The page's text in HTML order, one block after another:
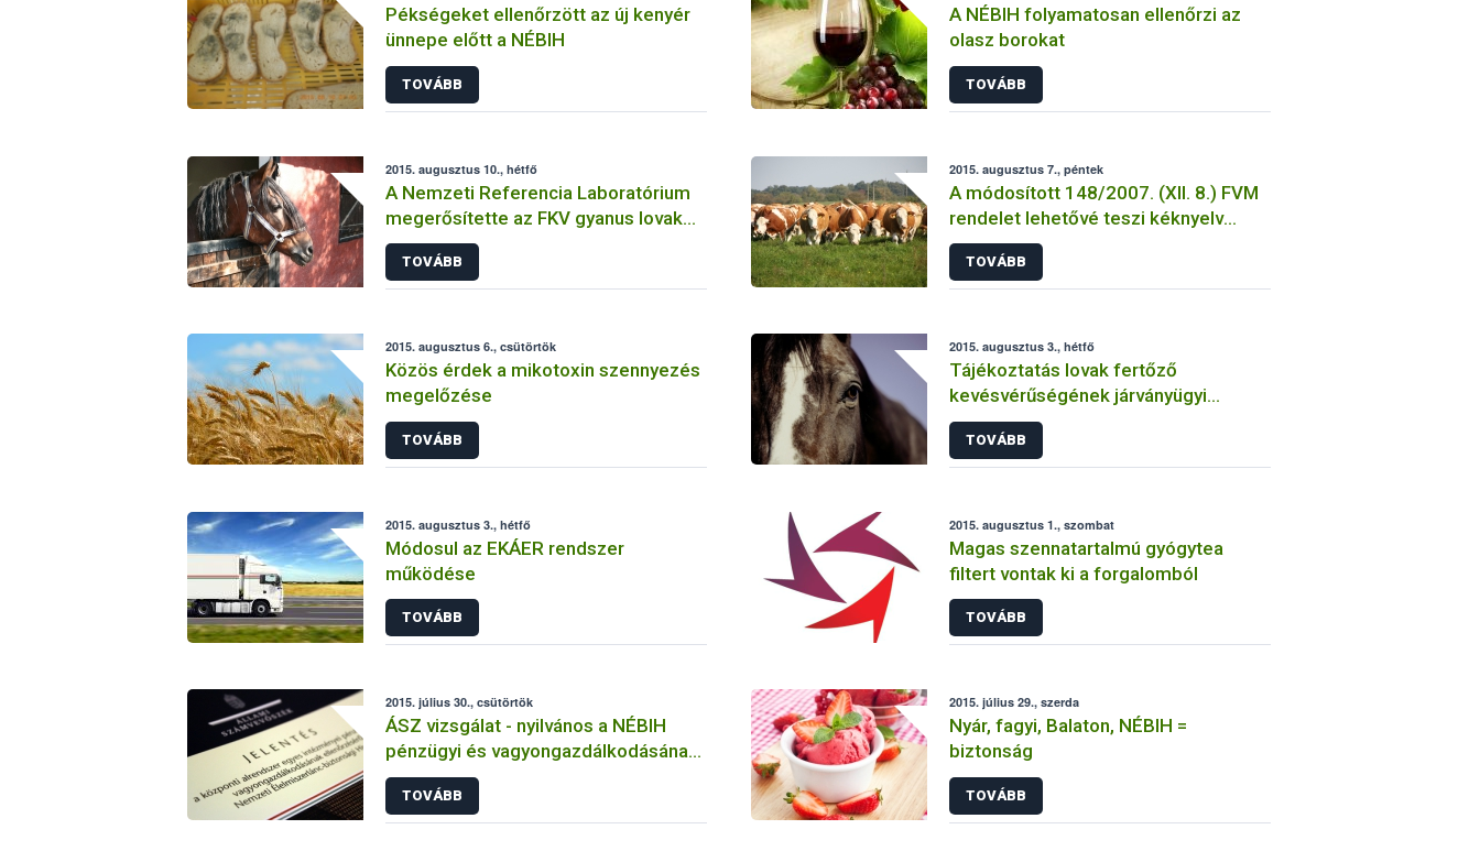
Pékségeket ellenőrzött az új kenyér
ünnepe előtt a NÉBIH
TOVÁBB
A NÉBIH folyamatosan ellenőrzi az
olasz borokat
TOVÁBB
2015. augusztus 10., hétfő
A Nemzeti Referencia Laboratórium
megerősítette az FKV gyanus lovak
fertőzöttségét
TOVÁBB
2015. augusztus 7., péntek
A módosított 148/2007. (XII. 8.) FVM
rendelet lehetővé teszi kéknyelv
vakcinázás állami támogatását
TOVÁBB
2015. augusztus 6., csütörtök
Közös érdek a mikotoxin szennyezés
megelőzése
TOVÁBB
2015. augusztus 3., hétfő
Tájékoztatás lovak fertőző
kevésvérűségének járványügyi
helyzetéről 1. – 2015. augusztus
TOVÁBB
2015. augusztus 3., hétfő
Módosul az EKÁER rendszer
működése
TOVÁBB
2015. augusztus 1., szombat
Magas szennatartalmú gyógytea
filtert vontak ki a forgalomból
TOVÁBB
2015. július 30., csütörtök
ÁSZ vizsgálat - nyilvános a NÉBIH
pénzügyi és vagyongazdálkodásának
ellenőrzési eredménye
TOVÁBB
2015. július 29., szerda
Nyár, fagyi, Balaton, NÉBIH =
biztonság
TOVÁBB